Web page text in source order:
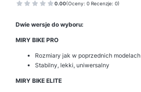
0.00(Oceny: 0 Recenzje: 0)
Dwie wersje do wyboru:
MIRY BIKE PRO
Rozmiary jak w poprzednich modelach
Stabilny, lekki, uniwersalny
MIRY BIKE ELITE